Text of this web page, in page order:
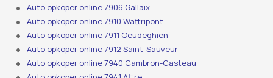
Auto opkoper online 7906 Gallaix
Auto opkoper online 7910 Wattripont
Auto opkoper online 7911 Oeudeghien
Auto opkoper online 7912 Saint-Sauveur
Auto opkoper online 7940 Cambron-Casteau